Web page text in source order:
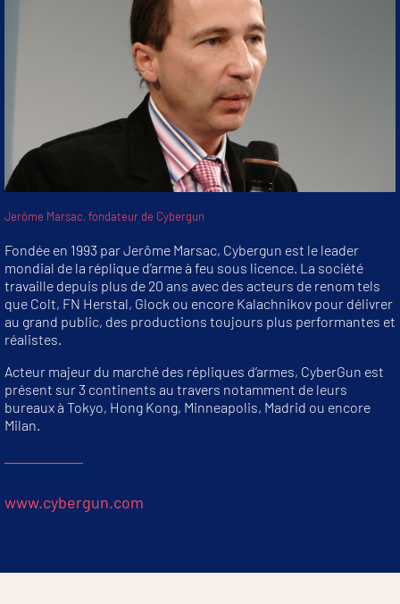
Jerôme Marsac, fondateur de Cybergun
Fondée en 1993 par Jerôme Marsac, Cybergun est le leader
mondial de la réplique d’arme à feu sous licence. La société
travaille depuis plus de 20 ans avec des acteurs de renom tels
que Colt, FN Herstal, Glock ou encore Kalachnikov pour délivrer
au grand public, des productions toujours plus performantes et
réalistes.
Acteur majeur du marché des répliques d’armes, CyberGun est
présent sur 3 continents au travers notamment de leurs
bureaux à Tokyo, Hong Kong, Minneapolis, Madrid ou encore
Milan.
www.cybergun.com